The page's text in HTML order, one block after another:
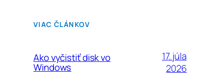
VIAC ČLÁNKOV
Ako vyčistiť disk vo
Windows
17. júla
2026